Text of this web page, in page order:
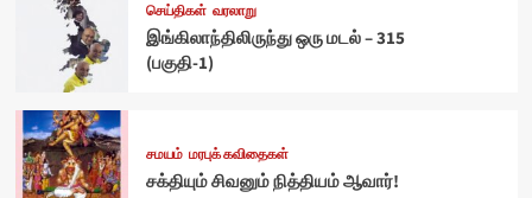
செய்திகள் வரலாறு
இங்கிலாந்திலிருந்து ஒரு மடல் – 315
(பகுதி-1)
சமயம் மரபுக் கவிதைகள்
சக்தியும் சிவனும் நித்தியம் ஆவார்!